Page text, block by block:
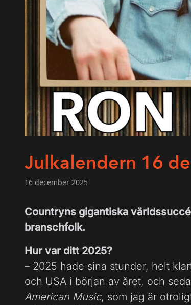
Julkalendern 16
16 december 2025
Countryns gigantiska
branschfolk.
Hur var ditt 2025?
– 2025 hade sina stunder, helt
och USA i början av året, och
American Music, som jag är